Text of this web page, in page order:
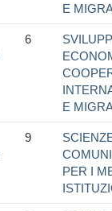
E
6
E
9
PER I